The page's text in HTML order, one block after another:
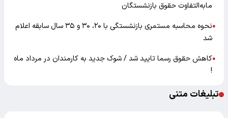
مابه‌التفاوت حقوق بازنشستگان
●
نحوه محاسبه مستمری بازنشستگی با ۲۰، ۳۰ و ۳۵ سال سابقه اعلام
شد
●کاهش حقوق رسما تایید شد / شوک جدید به کارمندان در مرداد ماه
!
تبلیغات متنی